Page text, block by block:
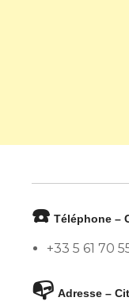
☎️ Téléphone –
+33 5 61 70
📭 Adresse –